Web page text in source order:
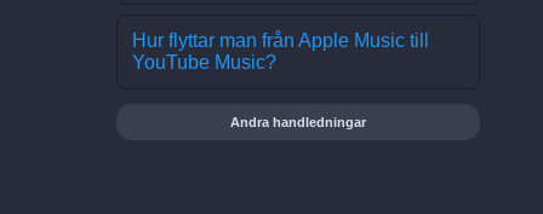
Hur flyttar man från Apple Music till
YouTube Music?
Andra handledningar